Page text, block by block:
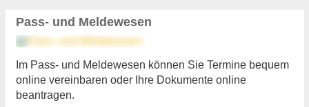
Pass- und Meldewesen
Im Pass- und Meldewesen können Sie Termine bequem
online vereinbaren oder Ihre Dokumente online
beantragen.